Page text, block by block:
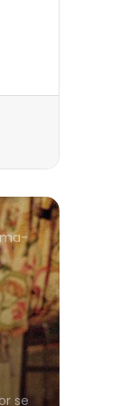
se